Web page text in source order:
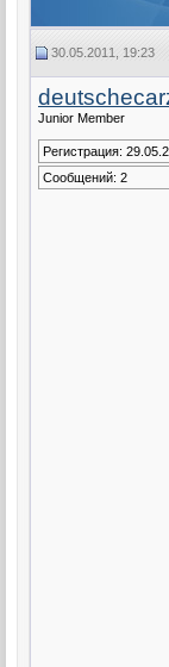
30.05.2011, 19:23
Junior Member
Регистрация:
Сообщений: 2